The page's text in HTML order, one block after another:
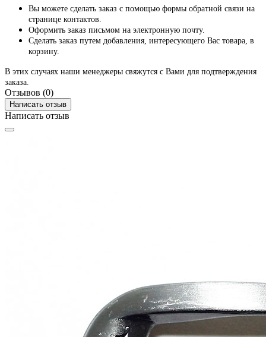
Вы можете сделать заказ с помощью формы обратной связи на
странице контактов.
Оформить заказ письмом на электронную почту.
Сделать заказ путем добавления, интересующего Вас товара, в
корзину.
В этих случаях наши менеджеры свяжутся с Вами для подтверждения
заказа.
Отзывов (0)
Написать отзыв
Написать отзыв